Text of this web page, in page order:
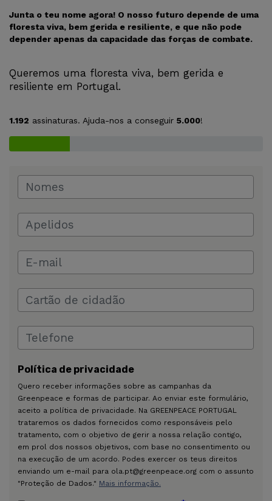
Junta o teu nome agora! O nosso futuro depende de uma
floresta viva, bem gerida e resiliente, e que não pode
depender apenas da capacidade das forças de combate.
Queremos uma floresta viva, bem gerida e
resiliente em Portugal.
1.192 assinaturas. Ajuda-nos a conseguir 5.000!
Política de privacidade
Quero receber informações sobre as campanhas da
Greenpeace e formas de participar. Ao enviar este formulário,
aceito a política de privacidade. Na GREENPEACE PORTUGAL
trataremos os dados fornecidos como responsáveis pelo
tratamento, com o objetivo de gerir a nossa relação contigo,
em prol dos nossos objetivos, com base no consentimento ou
na execução de um acordo. Podes exercer os teus direitos
enviando um e-mail para ola.pt@greenpeace.org com o assunto
"Proteção de Dados." Mais informação.